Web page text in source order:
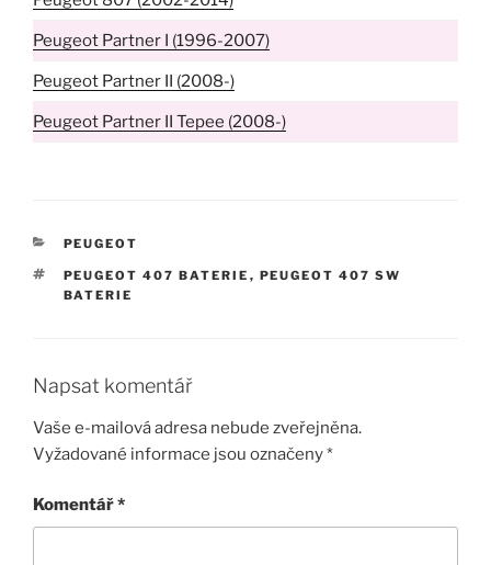
Peugeot Partner I (1996-2007)
Peugeot Partner II (2008-)
Peugeot Partner II Tepee (2008-)
RUBRIKY
PEUGEOT
ŠTÍTKY
PEUGEOT 407 BATERIE , PEUGEOT 407 SW
BATERIE
Napsat komentář
Vaše e-mailová adresa nebude zveřejněna.
Vyžadované informace jsou označeny*
Komentář*